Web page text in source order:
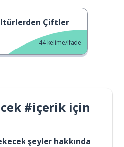
Çiftler
44 kelime/ifade
#içerik için
şeyler hakkında